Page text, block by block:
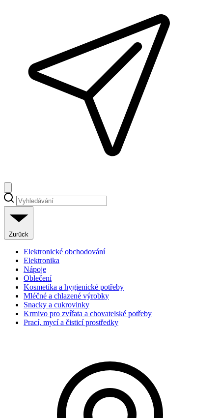
Zurück
Elektronické obchodování
Elektronika
Nápoje
Oblečení
Kosmetika a hygienické potřeby
Mléčné a chlazené výrobky
Snacky a cukrovinky
Krmivo pro zvířata a chovatelské potřeby
Prací, mycí a čisticí prostředky